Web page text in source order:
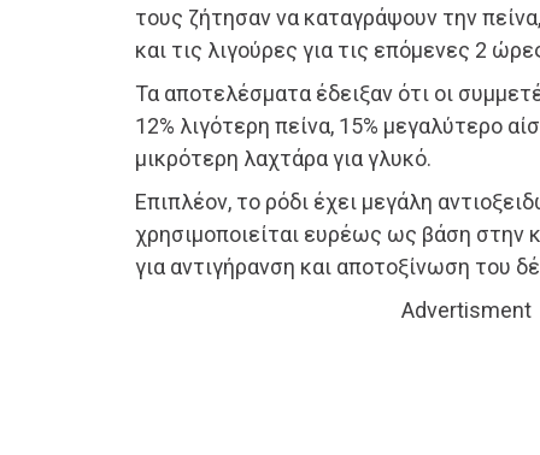
τους ζήτησαν να καταγράψουν την
και τις λιγούρες για τις επόμενες 2
Τα αποτελέσματα έδειξαν ότι οι
12% λιγότερη πείνα, 15% μεγαλύτερο
μικρότερη λαχτάρα για γλυκό.
Επιπλέον, το ρόδι έχει μεγάλη
χρησιμοποιείται ευρέως ως βάση στην
για αντιγήρανση και αποτοξίνωση του
Advertisment